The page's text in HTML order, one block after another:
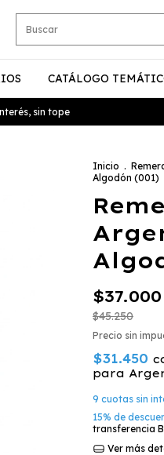
CATÁLOGO
sin tope
Inicio .
Algodón (001)
$37.000
$45.250
Precio sin
$31.450
para
9 cuotas sin
15% de
transferencia
Ver más